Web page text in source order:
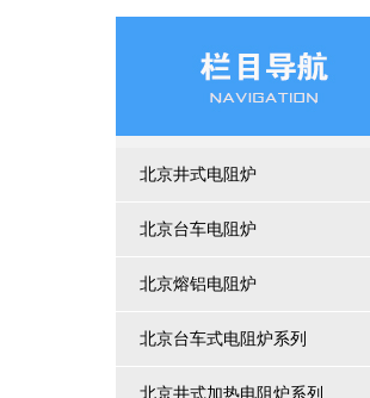
北京井式电阻炉
北京台车电阻炉
北京熔铝电阻炉
北京台车式电阻炉系列
北京井式加热电阻炉系列